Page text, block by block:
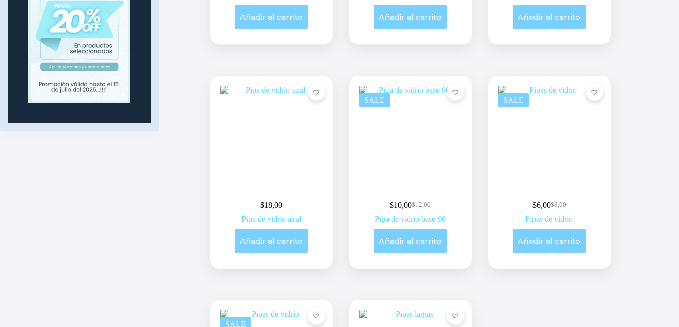
Añadir al carrito Añadir al carrito Añadir al carrito
$18,00
Pipa de vidrio azul
Añadir al carrito
SALE
$12,00
Original
price
was:
$10,00Current
price
is:
Pipa de vidrio base 96
Añadir al carrito
SALE
$8,00
Original
price
was:
$6,00Current
price
is:
Pipas de vidrio
Añadir al carrito
SALE